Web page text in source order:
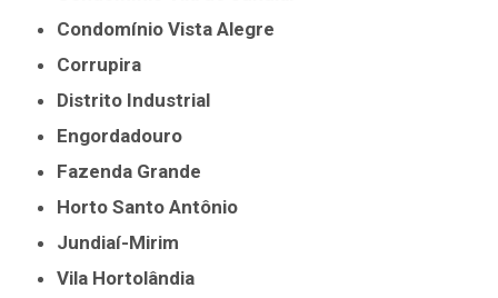
Condomínio Vista Alegre
Corrupira
Distrito Industrial
Engordadouro
Fazenda Grande
Horto Santo Antônio
Jundiaí-Mirim
Vila Hortolândia